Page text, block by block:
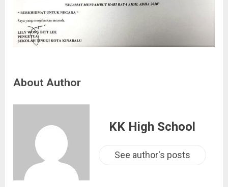
About Author
KK High School
See author's posts